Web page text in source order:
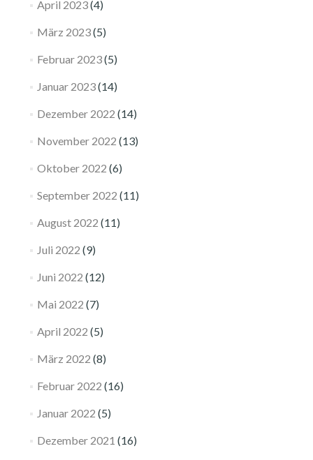
April 2023(4)
März 2023(5)
Februar 2023(5)
Januar 2023(14)
Dezember 2022 (14)
November 2022 (13)
Oktober 2022 (6)
September 2022 (11)
August 2022 (11)
Juli 2022 (9)
Juni 2022 (12)
Mai 2022 (7)
April 2022 (5)
März 2022 (8)
Februar 2022 (16)
Januar 2022 (5)
Dezember 2021 (16)